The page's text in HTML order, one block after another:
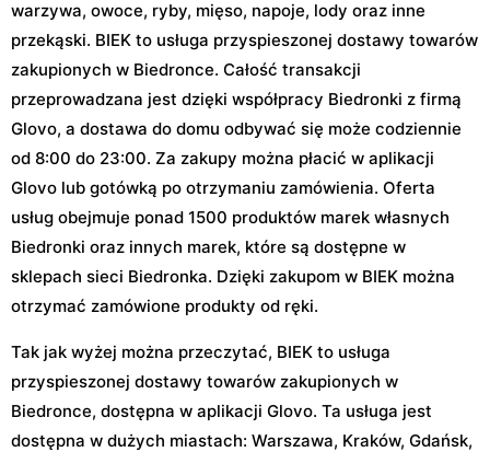
warzywa, owoce, ryby, mięso, napoje, lody oraz inne
przekąski. BIEK to usługa przyspieszonej dostawy towarów
zakupionych w Biedronce. Całość transakcji
przeprowadzana jest dzięki współpracy Biedronki z firmą
Glovo, a dostawa do domu odbywać się może codziennie
od 8:00 do 23:00. Za zakupy można płacić w aplikacji
Glovo lub gotówką po otrzymaniu zamówienia. Oferta
usług obejmuje ponad 1500 produktów marek własnych
Biedronki oraz innych marek, które są dostępne w
sklepach sieci Biedronka. Dzięki zakupom w BIEK można
otrzymać zamówione produkty od ręki.
Tak jak wyżej można przeczytać, BIEK to usługa
przyspieszonej dostawy towarów zakupionych w
Biedronce, dostępna w aplikacji Glovo. Ta usługa jest
dostępna w dużych miastach: Warszawa, Kraków, Gdańsk,